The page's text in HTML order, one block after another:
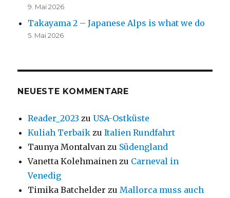
9. Mai 2026
Takayama 2 – Japanese Alps is what we do
5. Mai 2026
NEUESTE KOMMENTARE
Reader_2023 zuUSA-Ostküste
Kuliah Terbaik zuItalien Rundfahrt
Taunya Montalvan zu Südengland
Vanetta Kolehmainen zu Carneval in
Venedig
Timika Batchelder zu Mallorca muss auch